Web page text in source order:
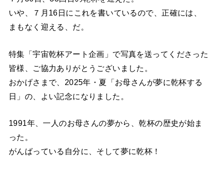
いや、７月16日にこれを書いているので、正確には、
まもなく迎える、だ。
特集「宇宙乾杯アート企画」で写真を送ってくださった
皆様、ご協力ありがとうございました。
おかげさまで、2025年・夏「お母さんが夢に乾杯する
日」の、よい記念になりました。
1991年、一人のお母さんの夢から、乾杯の歴史が始ま
った。
がんばっている自分に、そして夢に乾杯！